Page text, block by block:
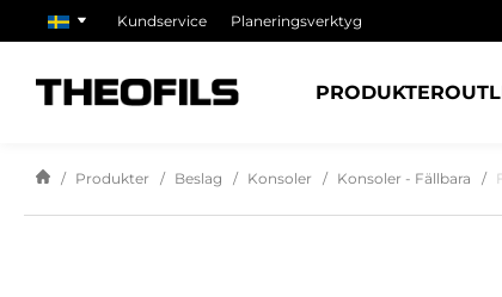
Kundservice Planeringsverktyg
PRODUKTER
Produkter Beslag Konsoler Konsoler - Fällbara